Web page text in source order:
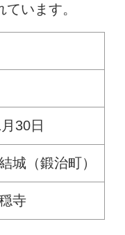
います。
30日
城（鍛治町）
寺